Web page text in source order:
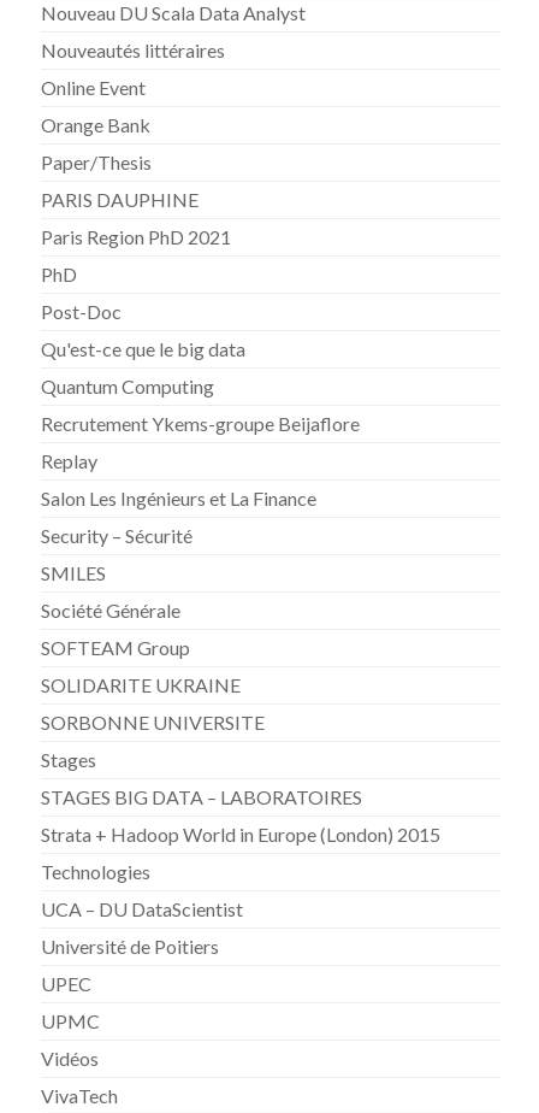
Nouveau DU Scala Data Analyst
Nouveautés littéraires
Online Event
Orange Bank
Paper/Thesis
PARIS DAUPHINE
Paris Region PhD 2021
PhD
Post-Doc
Qu'est-ce que le big data
Quantum Computing
Recrutement Ykems-groupe Beijaflore
Replay
Salon Les Ingénieurs et La Finance
Security – Sécurité
SMILES
Société Générale
SOFTEAM Group
SOLIDARITE UKRAINE
SORBONNE UNIVERSITE
Stages
STAGES BIG DATA – LABORATOIRES
Strata + Hadoop World in Europe (London) 2015
Technologies
UCA – DU DataScientist
Université de Poitiers
UPEC
UPMC
Vidéos
VivaTech